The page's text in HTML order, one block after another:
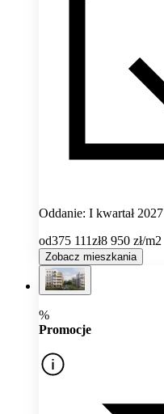
Oddanie: I kwartał 2027
od375 111zł8 950 zł/m2
Zobacz mieszkania
%
Promocje